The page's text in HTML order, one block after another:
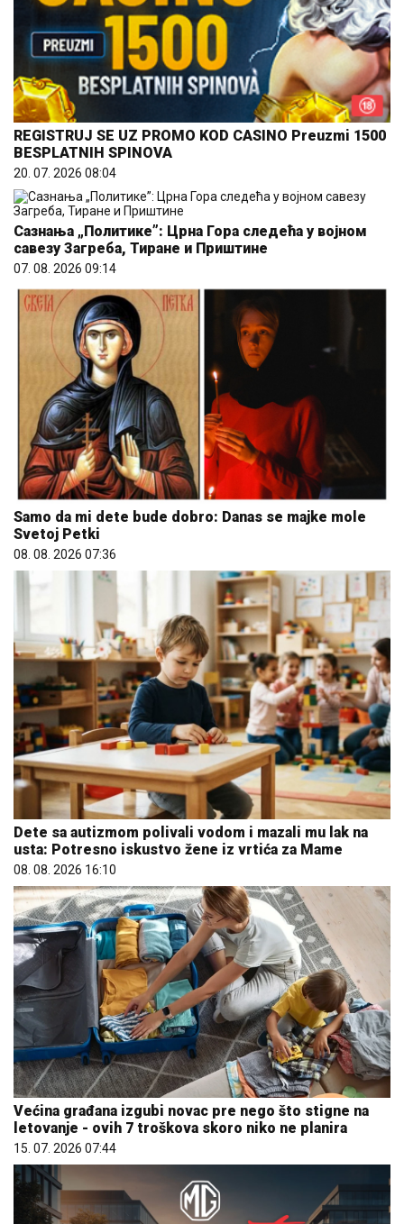
REGISTRUJ SE UZ PROMO KOD CASINO Preuzmi 1500
BESPLATNIH SPINOVA
20. 07. 2026 08:04
Сазнања „Политике”: Црна Гора следећа у војном
савезу Загреба, Тиране и Приштине
07. 08. 2026 09:14
Samo da mi dete bude dobro: Danas se majke mole
Svetoj Petki
08. 08. 2026 07:36
Dete sa autizmom polivali vodom i mazali mu lak na
usta: Potresno iskustvo žene iz vrtića za Mame
08. 08. 2026 16:10
Većina građana izgubi novac pre nego što stigne na
letovanje - ovih 7 troškova skoro niko ne planira
15. 07. 2026 07:44